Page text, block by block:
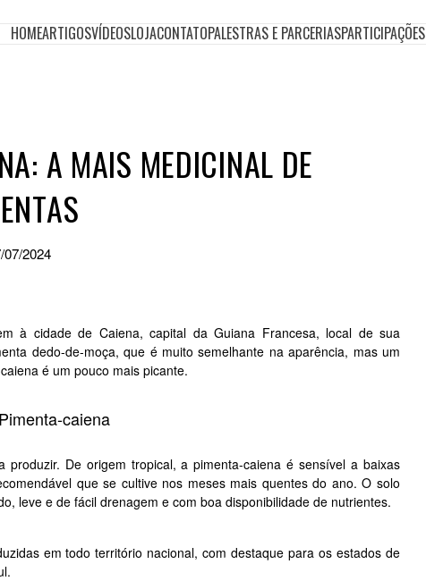
HOMEARTIGOSVÍDEOSLOJACONTATOPALESTRAS E PARCERIASPARTICIPAÇÕES
A MAIS MEDICINAL DE
07/2024
à cidade de Caiena, capital da Guiana Francesa, local de sua
dedo-de-moça, que é muito semelhante na aparência, mas um
é um pouco mais picante.
Pimenta-caiena
De origem tropical, a pimenta-caiena é sensível a baixas
que se cultive nos meses mais quentes do ano.O solo
leve e de fácil drenagem e com boa disponibilidade de nutrientes.
em todo território nacional, com destaque para os estados de